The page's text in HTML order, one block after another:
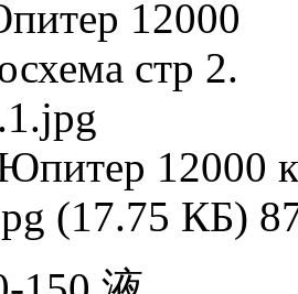
12000
(17.75 КБ)